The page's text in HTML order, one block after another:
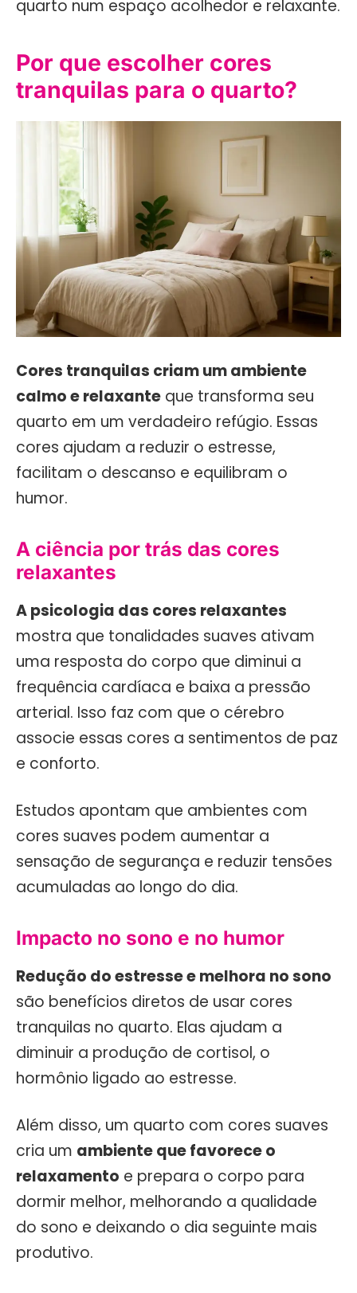
quarto num espaço acolhedor e relaxante.
Por que escolher cores
tranquilas para o quarto?
Cores tranquilas criam um ambiente
calmo e relaxante que transforma seu
quarto em um verdadeiro refúgio. Essas
cores ajudam a reduzir o estresse,
facilitam o descanso e equilibram o
humor.
A ciência por trás das cores
relaxantes
A psicologia das cores relaxantes
mostra que tonalidades suaves ativam
uma resposta do corpo que diminui a
frequência cardíaca e baixa a pressão
arterial. Isso faz com que o cérebro
associe essas cores a sentimentos de paz
e conforto.
Estudos apontam que ambientes com
cores suaves podem aumentar a
sensação de segurança e reduzir tensões
acumuladas ao longo do dia.
Impacto no sono e no humor
Redução do estresse e melhora no sono
são benefícios diretos de usar cores
tranquilas no quarto. Elas ajudam a
diminuir a produção de cortisol, o
hormônio ligado ao estresse.
Além disso, um quarto com cores suaves
cria um ambiente que favorece o
relaxamento e prepara o corpo para
dormir melhor, melhorando a qualidade
do sono e deixando o dia seguinte mais
produtivo.